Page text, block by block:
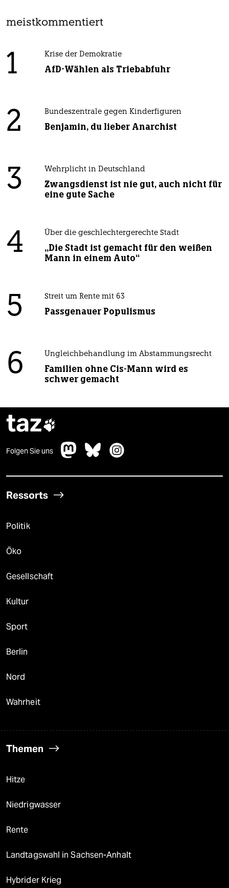
meistkommentiert
1 Krise der Demokratie
AfD-Wählen als Triebabfuhr
2 Bundeszentrale gegen Kinderfiguren
Benjamin, du lieber Anarchist
3 Wehrplicht in Deutschland
Zwangsdienst ist nie gut, auch nicht für
eine gute Sache
4 Über die geschlechtergerechte Stadt
„Die Stadt ist gemacht für den weißen
Mann in einem Auto“
5 Streit um Rente mit 63
Passgenauer Populismus
6 Ungleichbehandlung im Abstammungsrecht
Familien ohne Cis-Mann wird es
schwer gemacht
taz
Folgen Sie uns
Ressorts
Politik
Öko
Gesellschaft
Kultur
Sport
Berlin
Nord
Wahrheit
Themen
Hitze
Niedrigwasser
Rente
Landtagswahl in Sachsen-Anhalt
Hybrider Krieg